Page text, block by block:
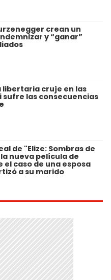
crean un
y “ganar”
libertaria cruje en las
sufre las consecuencias
de "Elize: Sombras de
nueva película de
el caso de una esposa
a su marido